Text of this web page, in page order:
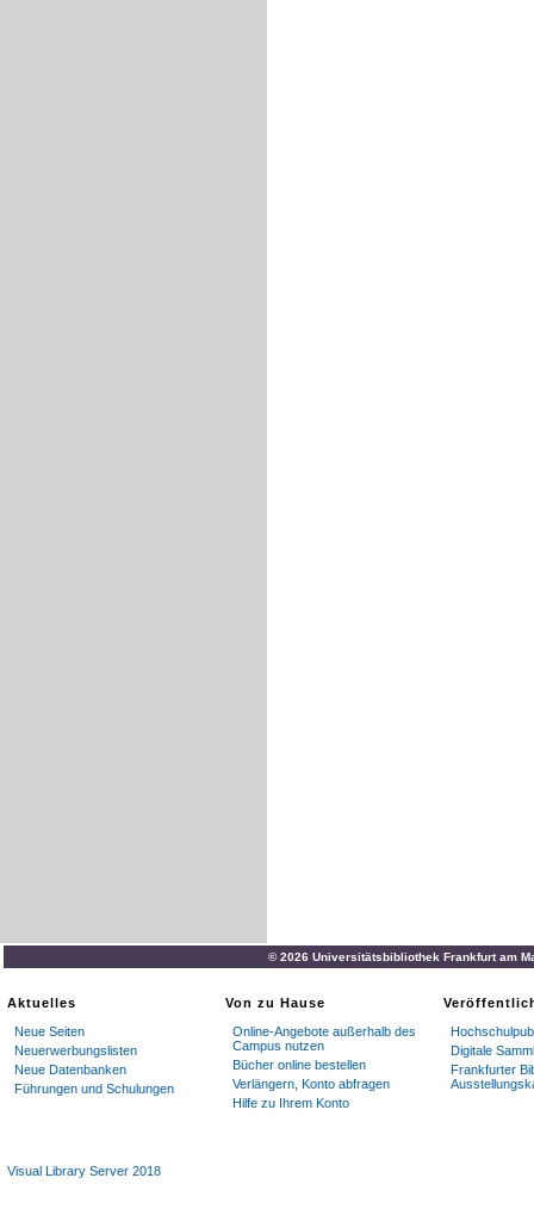
© 2026 Universitätsbibliothek Frankfurt am
Aktuelles
Neue Seiten
Neuerwerbungslisten
Neue Datenbanken
Führungen und Schulungen
Von zu Hause
Online-Angebote außerhalb des
Campus nutzen
Bücher online bestellen
Verlängern, Konto abfragen
Hilfe zu Ihrem Konto
Digitale
Frankfurter
Visual Library Server 2018